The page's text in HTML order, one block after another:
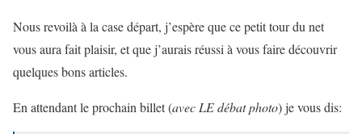
Nous revoilà à la case départ, j’espère que ce petit tour du net
vous aura fait plaisir, et que j’aurais réussi à vous faire découvrir
quelques bons articles.
En attendant le prochain billet (avec LE débat photo) je vous dis: